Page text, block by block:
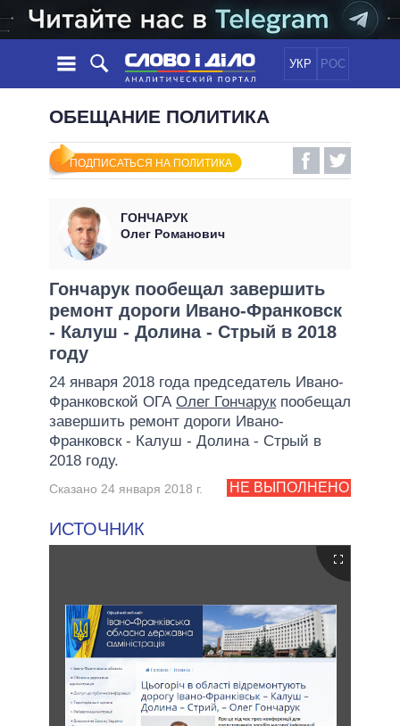
УКР РОС
НОВОСТИ
ЛЕНТА
СОБЫТИЯ
СТАТЬИ
МНЕНИЯ
ОБЗОРЫ
ДАЙДЖЕСТЫ
ПОЛИТИКА
ЭКОНОМИКА
МИР
ОБЕЩАНИЯ
ВСЕ ПОЛИТИКИ
ПРЕЗИДЕНТ И ОФИС
ВЕРХОВНАЯ РАДА
КАБИНЕТ МИНИСТРОВ
ГЛАВЫ ОБЛАДМИНИСТРАЦИЙ
МЭРЫ
ВСЕ ПЕРСОНЫ
ИНФОГРАФИКА
ПОДДЕРЖАТЬ
ОБЕЩАНИЕ ПОЛИТИКА
ПОДПИСАТЬСЯ НА ПОЛИТИКА
ГОНЧАРУК
Олег Романович
Гончарук пообещал завершить
ремонт дороги Ивано-Франковск
- Калуш - Долина - Стрый в 2018
году
24 января 2018 года председатель Ивано-
Франковской ОГА Олег Гончарукпообещал
завершить ремонт дороги Ивано-
Франковск - Калуш - Долина - Стрый в
2018 году.
НЕ ВЫПОЛНЕНО
Сказано 24 января 2018 г.
ИСТОЧНИК